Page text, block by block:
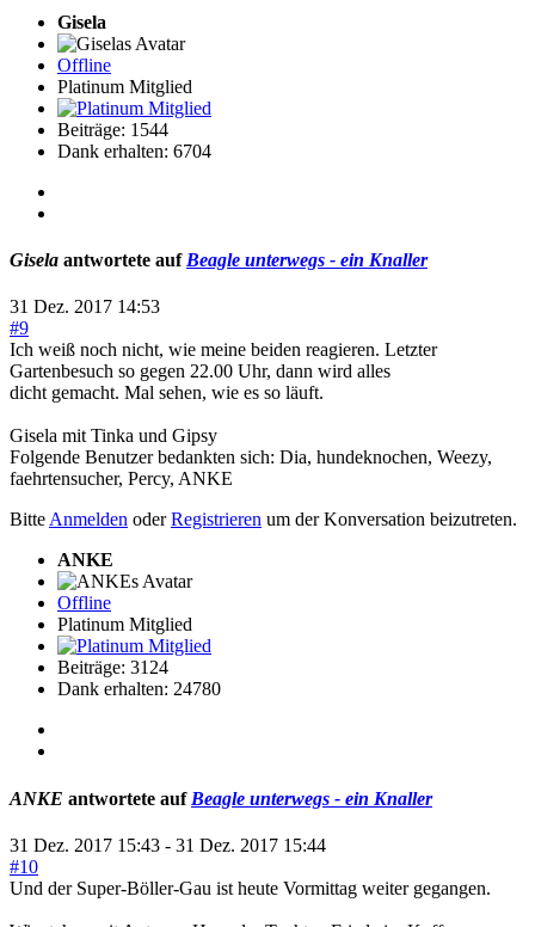
Gisela
Offline
Platinum Mitglied
Beiträge: 1544
Dank erhalten: 6704
Gisela antwortete auf Beagle unterwegs - ein Knaller
31 Dez. 2017 14:53
#9
Ich weiß noch nicht, wie meine beiden reagieren. Letzter
Gartenbesuch so gegen 22.00 Uhr, dann wird alles
dicht gemacht. Mal sehen, wie es so läuft.
Gisela mit Tinka und Gipsy
Folgende Benutzer bedankten sich: Dia, hundeknochen, Weezy,
faehrtensucher, Percy, ANKE
BitteAnmelden oderRegistrieren um der Konversation beizutreten.
ANKE
Offline
Platinum Mitglied
Beiträge: 3124
Dank erhalten: 24780
ANKE antwortete auf Beagle unterwegs - ein Knaller
31 Dez. 2017 15:43 - 31 Dez. 2017 15:44
#10
Und der Super-Böller-Gau ist heute Vormittag weiter gegangen.